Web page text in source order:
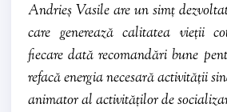
Andrieș Vasile are un simț
care generează calitatea vieții
fiecare dată recomandări bune
refacă energia necesară activității
animator al activităților de